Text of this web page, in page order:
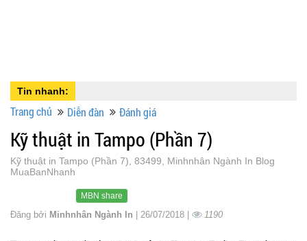
Tin nhanh:
Trang chủ Diễn đàn Đánh giá
Kỹ thuật in Tampo (Phần 7)
Kỹ thuật in Tampo (Phần 7), 83499, Minhnhân Ngành In Blog
MuaBanNhanh
MBN share
Đăng bởi Minhnhân Ngành In | 26/07/2018 | 1190